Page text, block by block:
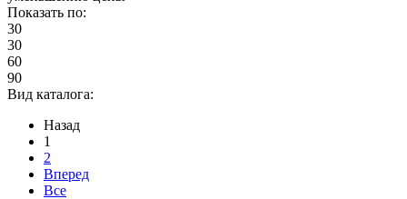
Показать по:
30
30
60
90
Вид каталога:
Назад
1
2
Вперед
Все